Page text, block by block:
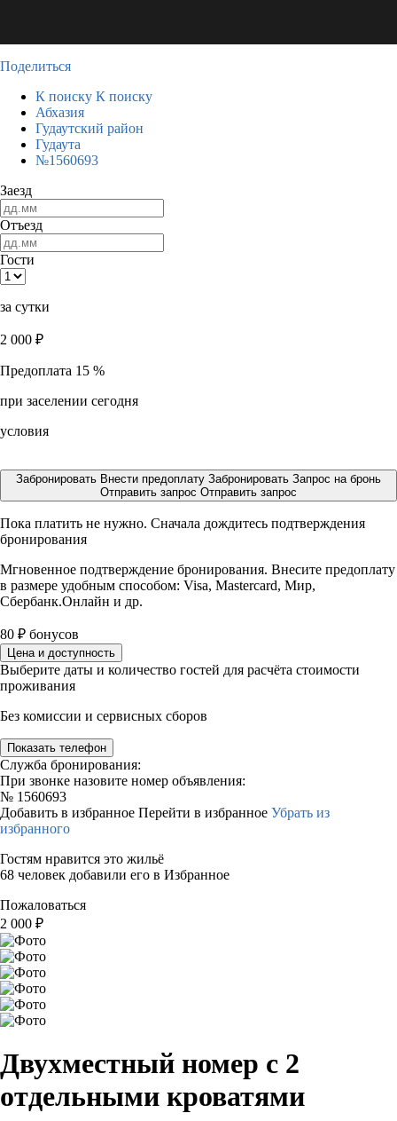
Поделиться
К поиску К поиску
Абхазия
Гудаутский район
Гудаута
№1560693
Заезд
Отъезд
Гости
за сутки
2 000 ₽
Предоплата 15 %
при заселении сегодня
условия
Забронировать Внести предоплату Забронировать Запрос на бронь
Отправить запрос Отправить запрос
Пока платить не нужно. Сначала дождитесь подтверждения
бронирования
Мгновенное подтверждение бронирования. Внесите предоплату
в размере удобным способом: Visa, Mastercard, Мир,
Сбербанк.Онлайн и др.
80 ₽ бонусов
Цена и доступность
Выберите даты и количество гостей для расчёта стоимости
проживания
Без комиссии и сервисных сборов
Показать телефон
Служба бронирования:
При звонке назовите номер объявления:
№ 1560693
Добавить в избранное Перейти в избранное Убрать из
избранного
Гостям нравится это жильё
68 человек добавили его в Избранное
Пожаловаться
2 000 ₽
Двухместный номер с 2
отдельными кроватями